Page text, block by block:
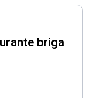
briga